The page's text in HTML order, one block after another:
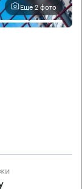
Еще 2 фото